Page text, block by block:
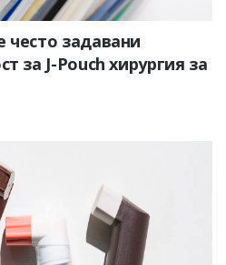
задавани
за J-Pouch хирургия за